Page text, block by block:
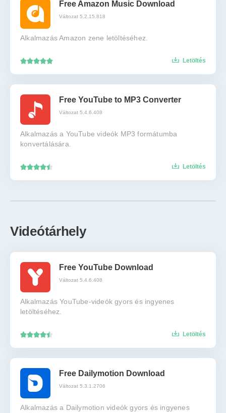
Free Amazon Music Download
Változat 5.2.15.818
Alkalmazás Amazon zene letöltéséhez.
Letöltés
Free YouTube to MP3 Converter
Változat 5.4.6.408
Alkalmazás a YouTube videók MP3 formátumba
konvertálására.
Letöltés
Videótárhely
Free YouTube Download
Változat 5.4.6.408
Alkalmazás YouTube-videók gyors és ingyenes
letöltéséhez.
Letöltés
Free Dailymotion Download
Változat 5.3.1.2706
Alkalmazás a Dailymotion videók gyors és ingyenes